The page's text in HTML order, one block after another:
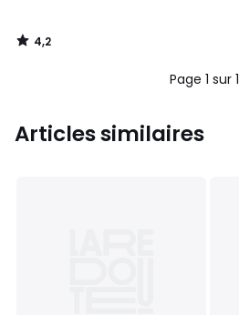
4,2
/
Page 1 sur 1
Articles similaires